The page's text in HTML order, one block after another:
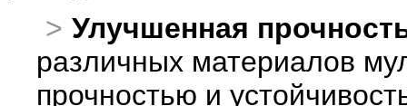
Улучшенная
различных материалов
прочностью и